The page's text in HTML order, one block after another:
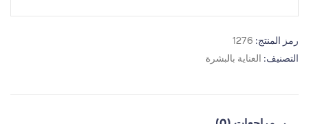
رمز المنتج: 1276
التصنيف: العناية بالبشرة